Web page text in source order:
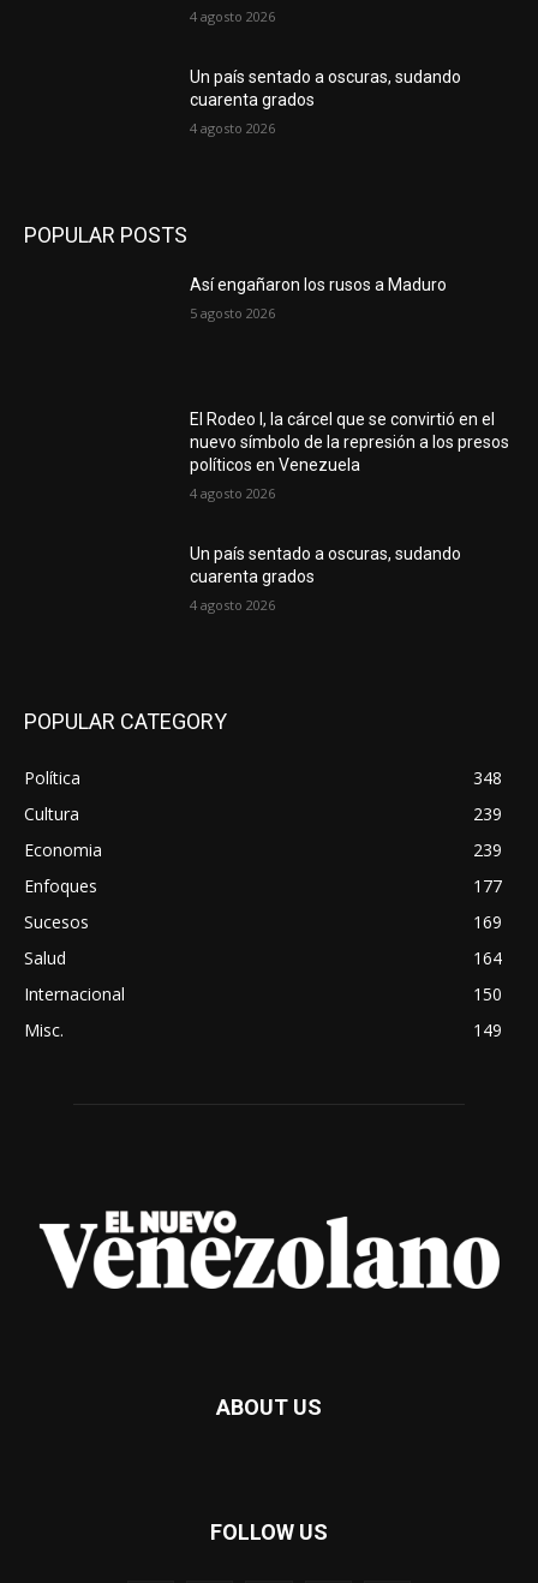
4 agosto 2026
Un país sentado a oscuras, sudando
cuarenta grados
4 agosto 2026
POPULAR POSTS
Así engañaron los rusos a Maduro
5 agosto 2026
El Rodeo I, la cárcel que se convirtió en el
nuevo símbolo de la represión a los presos
políticos en Venezuela
4 agosto 2026
Un país sentado a oscuras, sudando
cuarenta grados
4 agosto 2026
POPULAR CATEGORY
Política
348
Cultura
239
Economia
239
Enfoques
177
Sucesos
169
Salud
164
Internacional
150
Misc.
149
ABOUT US
FOLLOW US